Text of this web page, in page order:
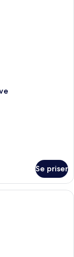
Se priser